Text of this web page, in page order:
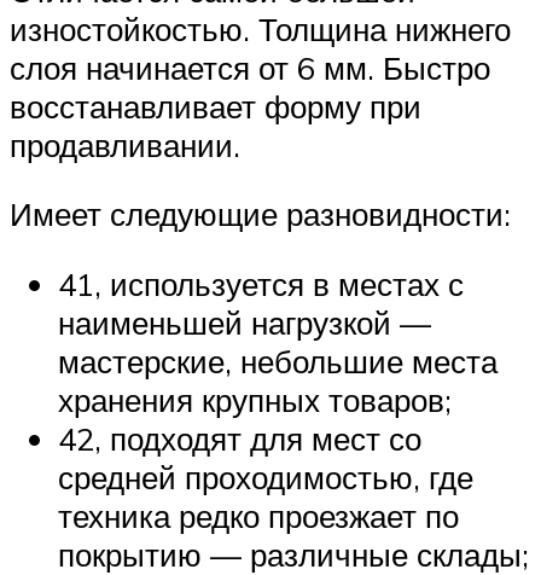
изностойкостью. Толщина нижнего
слоя начинается от 6 мм. Быстро
восстанавливает форму при
продавливании.
Имеет следующие разновидности:
41, используется в местах с
наименьшей нагрузкой —
мастерские, небольшие места
хранения крупных товаров;
42, подходят для мест со
средней проходимостью, где
техника редко проезжает по
покрытию — различные склады;